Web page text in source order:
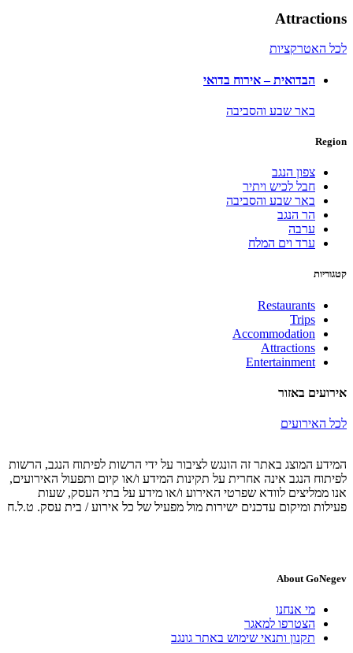
Attractions
לכל האטרקציות
הבדואית – אירוח בדואי
באר שבע והסביבה
Region
צפון הנגב
חבל לכיש ויתיר
באר שבע והסביבה
הר הנגב
ערבה
ערד וים המלח
קטגוריות
Restaurants
Trips
Accommodation
Attractions
Entertainment
אירועים באזור
לכל האירועים
המידע המוצג באתר זה הונגש לציבור על ידי הרשות לפיתוח הנגב, הרשות
לפיתוח הנגב אינה אחרית על תקינות המידע ו/או קיום ותפעול האירועים,
אנו ממליצים לוודא שפרטי האירוע ו/או מידע על בתי העסק, שעות
פעילות ומיקום עדכנים ישירות מול מפעיל של כל אירוע / בית עסק. ט.ל.ח
About GoNegev
מי אנחנו
הצטרפו למאגר
תקנון ותנאי שימוש באתר גונגב